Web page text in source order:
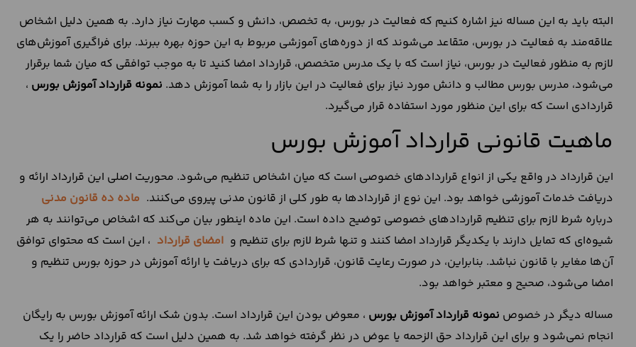
البته باید به این مساله نیز اشاره کنیم که فعالیت در بورس، به تخصص، دانش و کسب مهارت نیاز دارد. به همین دلیل اشخاص
علاقه‌مند به فعالیت در بورس، متقاعد می‌شوند که از دوره‌های آموزشی مربوط به این حوزه بهره ببرند. برای فراگیری آموزش‌های
لازم به منظور فعالیت در بورس، نیاز است که با یک مدرس متخصص، قرارداد امضا کنید تا به موجب توافقی که میان شما برقرار
می‌شود، مدرس بورس مطالب و دانش مورد نیاز برای فعالیت در این بازار را به شما آموزش دهد. نمونه قرارداد آموزش بورس ،
قراردادی است که برای این منظور مورد استفاده قرار می‌گیرد.
ماهیت قانونی قرارداد آموزش بورس
این قرارداد در واقع یکی از انواع قراردادهای خصوصی است که میان اشخاص تنظیم می‌شود. محوریت اصلی این قرارداد ارائه و
دریافت خدمات آموزشی خواهد بود. این نوع از قراردادها به طور کلی از قانون مدنی پیروی می‌کنند. ماده ده قانون مدنی
درباره شرط لازم برای تنظیم قراردادهای خصوصی توضیح داده است. این ماده اینطور بیان می‌کند که اشخاص می‌توانند به هر
شیوه‌ای که تمایل دارند با یکدیگر قرارداد امضا کنند و تنها شرط لازم برای تنظیم و امضای قرارداد ، این است که محتوای توافق
آن‌ها مغایر با قانون نباشد. بنابراین، در صورت رعایت قانون، قراردادی که برای دریافت یا ارائه آموزش در حوزه بورس تنظیم و
امضا می‌شود، صحیح و معتبر خواهد بود.
مساله دیگر در خصوص نمونه قرارداد آموزش بورس ، معوض بودن این قرارداد است. بدون شک ارائه آموزش بورس به رایگان
انجام نمی‌شود و برای این قرارداد حق الزحمه یا عوض در نظر گرفته خواهد شد. به همین دلیل است که قرارداد حاضر را یک